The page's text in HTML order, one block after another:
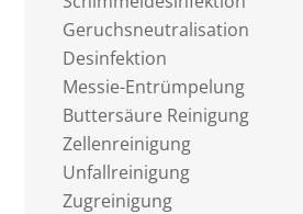
Geruchsneutralisation
Desinfektion
Messie-Entrümpelung
Buttersäure Reinigung
Zellenreinigung
Unfallreinigung
Zugreinigung